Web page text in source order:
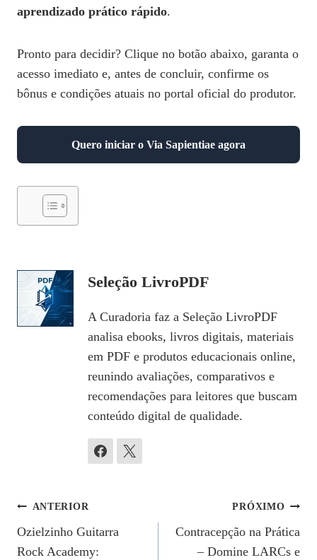
aprendizado prático rápido.
Pronto para decidir? Clique no botão abaixo, garanta o
acesso imediato e, antes de concluir, confirme os
bônus e condições atuais no portal oficial do produtor.
Quero iniciar o Via Sapientiae agora
Seleção LivroPDF
A Curadoria faz a Seleção LivroPDF
analisa ebooks, livros digitais, materiais
em PDF e produtos educacionais online,
reunindo avaliações, comparativos e
recomendações para leitores que buscam
conteúdo digital de qualidade.
Navegação
De
ANTERIOR
Ozielzinho Guitarra
Rock Academy:
PRÓXIMO
Contracepção na Prática
– Domine LARCs e